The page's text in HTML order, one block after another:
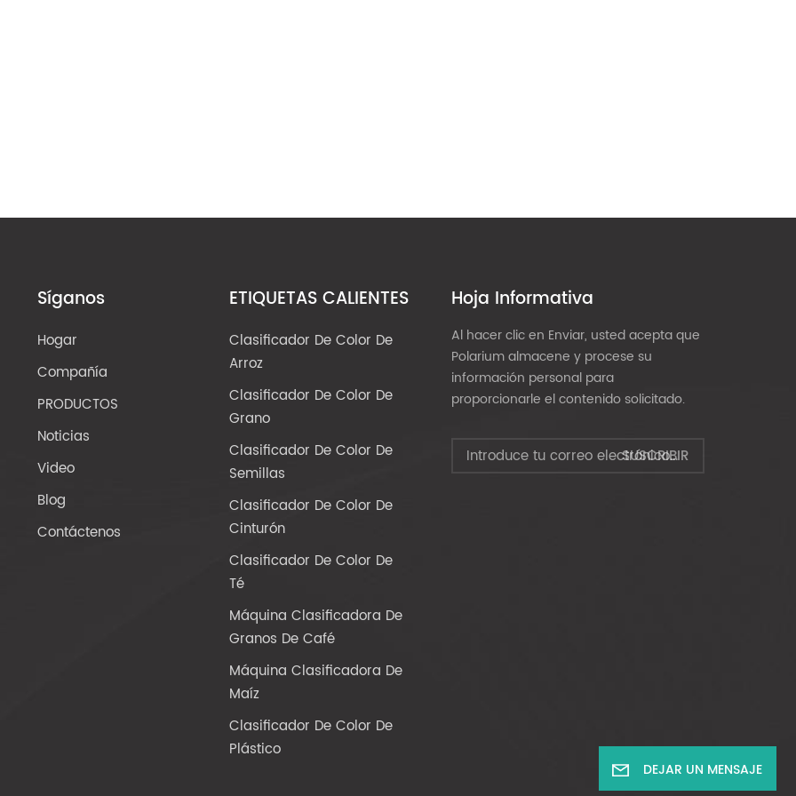
Síganos
Hogar
Compañía
PRODUCTOS
Noticias
Video
Blog
Contáctenos
ETIQUETAS CALIENTES
Clasificador De Color De
Arroz
Clasificador De Color De
Grano
Clasificador De Color De
Semillas
Clasificador De Color De
Cinturón
Clasificador De Color De
Té
Máquina Clasificadora De
Granos De Café
Máquina Clasificadora De
Maíz
Clasificador De Color De
Plástico
Hoja Informativa
Al hacer clic en Enviar, usted acepta que
Polarium almacene y procese su
información personal para
proporcionarle el contenido solicitado.
DEJAR UN MENSAJE